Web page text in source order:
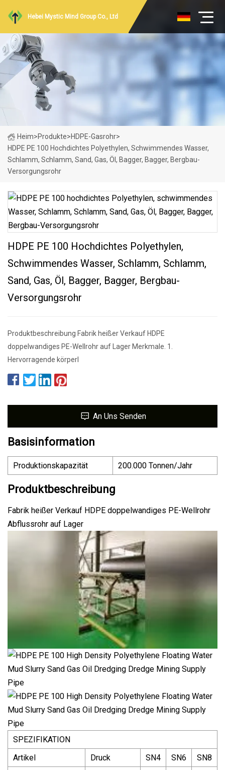
Hebei Mystic Mind Group Co., Ltd
Heim>Produkte>HDPE-Gasrohr>
HDPE PE 100 Hochdichtes Polyethylen, Schwimmendes Wasser,
Schlamm, Schlamm, Sand, Gas, Öl, Bagger, Bagger, Bergbau-
Versorgungsrohr
HDPE PE 100 Hochdichtes Polyethylen,
Schwimmendes Wasser, Schlamm, Schlamm,
Sand, Gas, Öl, Bagger, Bagger, Bergbau-
Versorgungsrohr
Produktbeschreibung Fabrik heißer Verkauf HDPE
doppelwandiges PE-Wellrohr auf Lager Merkmale. 1.
Hervorragende körperl
An Uns Senden
Basisinformation
Produktionskapazität 200.000 Tonnen/Jahr
Produktbeschreibung
Fabrik heißer Verkauf HDPE doppelwandiges PE-Wellrohr
Abflussrohr auf Lager
SPEZIFIKATION
Artikel
Druck SN4 SN6 SN8